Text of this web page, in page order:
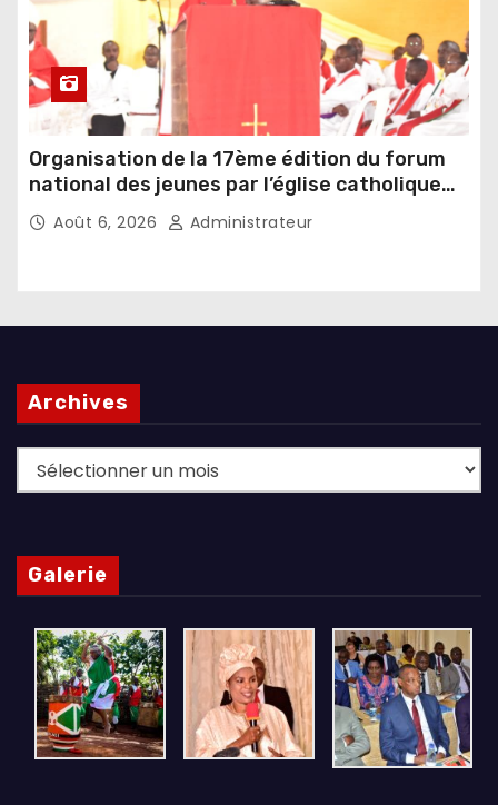
Organisation de la 17ème édition du forum
national des jeunes par l’église catholique
du Burundi
Août 6, 2026 Administrateur
Archives
Archives
Galerie